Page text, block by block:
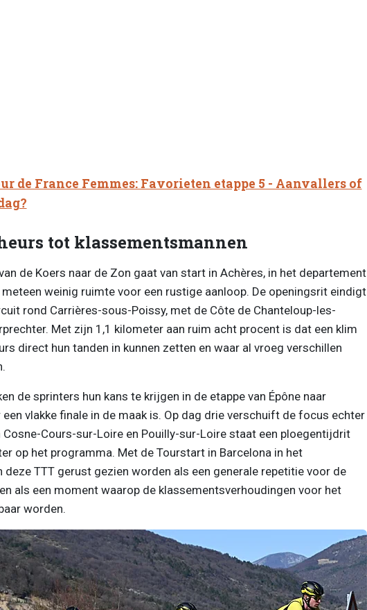
de France Femmes: Favorieten etappe 5 - Aanvallers of
tot klassementsmannen
de Koers naar de Zon gaat van start in Achères, in het departement
meteen weinig ruimte voor een rustige aanloop. De openingsrit eindigt
rond Carrières-sous-Poissy, met de Côte de Chanteloup-les-
Met zijn 1,1 kilometer aan ruim acht procent is dat een klim
direct hun tanden in kunnen zetten en waar al vroeg verschillen
de sprinters hun kans te krijgen in de etappe van Épône naar
vlakke finale in de maak is. Op dag drie verschuift de focus echter
Cosne-Cours-sur-Loire en Pouilly-sur-Loire staat een ploegentijdrit
op het programma. Met de Tourstart in Barcelona in het
deze TTT gerust gezien worden als een generale repetitie voor de
als een moment waarop de klassementsverhoudingen voor het
worden.